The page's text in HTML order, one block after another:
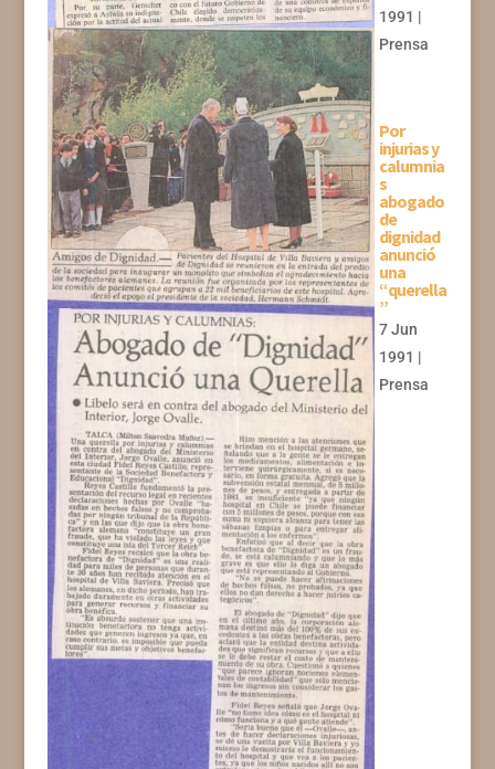
1991 |
Prensa
Por
injurias y
calumnia
s
abogado
de
dignidad
anunció
una
“querella
”
7 Jun
1991 |
Prensa